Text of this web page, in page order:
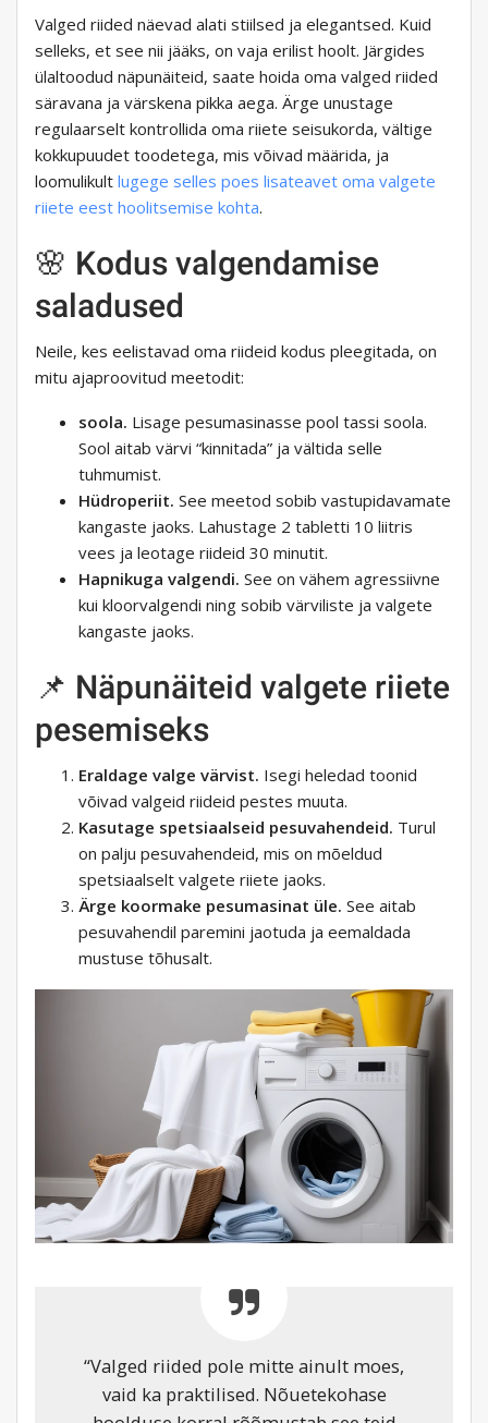
Valged riided näevad alati stiilsed ja elegantsed. Kuid
selleks, et see nii jääks, on vaja erilist hoolt. Järgides
ülaltoodud näpunäiteid, saate hoida oma valged riided
säravana ja värskena pikka aega. Ärge unustage
regulaarselt kontrollida oma riiete seisukorda, vältige
kokkupuudet toodetega, mis võivad määrida, ja
loomulikult lugege selles poes lisateavet oma valgete
riiete eest hoolitsemise kohta.
🌸 Kodus valgendamise
saladused
Neile, kes eelistavad oma riideid kodus pleegitada, on
mitu ajaproovitud meetodit:
soola. Lisage pesumasinasse pool tassi soola.
Sool aitab värvi “kinnitada” ja vältida selle
tuhmumist.
Hüdroperiit. See meetod sobib vastupidavamate
kangaste jaoks. Lahustage 2 tabletti 10 liitris
vees ja leotage riideid 30 minutit.
Hapnikuga valgendi. See on vähem agressiivne
kui kloorvalgendi ning sobib värviliste ja valgete
kangaste jaoks.
📌 Näpunäiteid valgete riiete
pesemiseks
Eraldage valge värvist. Isegi heledad toonid
võivad valgeid riideid pestes muuta.
Kasutage spetsiaalseid pesuvahendeid. Turul
on palju pesuvahendeid, mis on mõeldud
spetsiaalselt valgete riiete jaoks.
Ärge koormake pesumasinat üle. See aitab
pesuvahendil paremini jaotuda ja eemaldada
mustuse tõhusalt.
“Valged riided pole mitte ainult moes,
vaid ka praktilised. Nõuetekohase